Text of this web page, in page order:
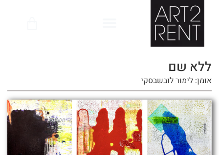
ללא שם
אומן: לימור לובשבסקי